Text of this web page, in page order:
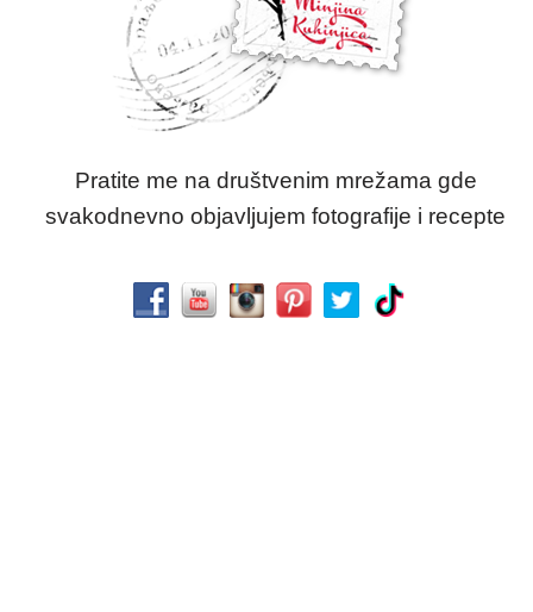
Pratite me na društvenim mrežama gde
svakodnevno objavljujem fotografije i recepte